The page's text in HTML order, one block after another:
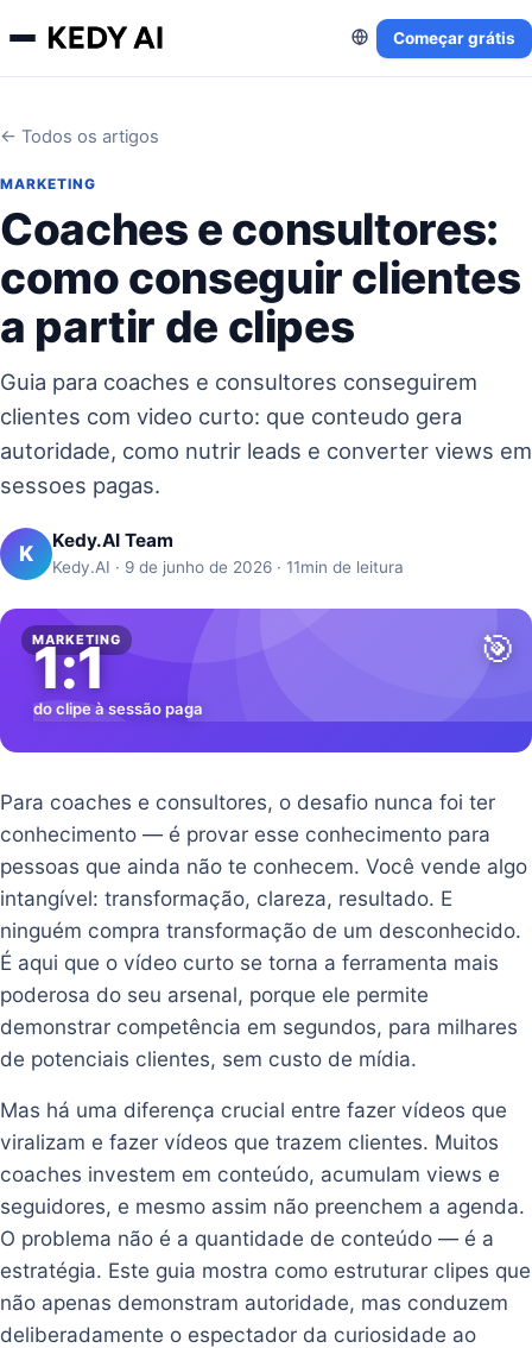
Começar grátis
← Todos os artigos
MARKETING
Coaches e consultores:
como conseguir clientes
a partir de clipes
Guia para coaches e consultores conseguirem
clientes com video curto: que conteudo gera
autoridade, como nutrir leads e converter views em
sessoes pagas.
K Kedy.AI Team
Kedy.AI · 9 de junho de 2026 · 11min de leitura
MARKETING 🎯
1:1
do clipe à sessão paga
Para coaches e consultores, o desafio nunca foi ter
conhecimento — é provar esse conhecimento para
pessoas que ainda não te conhecem. Você vende algo
intangível: transformação, clareza, resultado. E
ninguém compra transformação de um desconhecido.
É aqui que o vídeo curto se torna a ferramenta mais
poderosa do seu arsenal, porque ele permite
demonstrar competência em segundos, para milhares
de potenciais clientes, sem custo de mídia.
Mas há uma diferença crucial entre fazer vídeos que
viralizam e fazer vídeos que trazem clientes. Muitos
coaches investem em conteúdo, acumulam views e
seguidores, e mesmo assim não preenchem a agenda.
O problema não é a quantidade de conteúdo — é a
estratégia. Este guia mostra como estruturar clipes que
não apenas demonstram autoridade, mas conduzem
deliberadamente o espectador da curiosidade ao